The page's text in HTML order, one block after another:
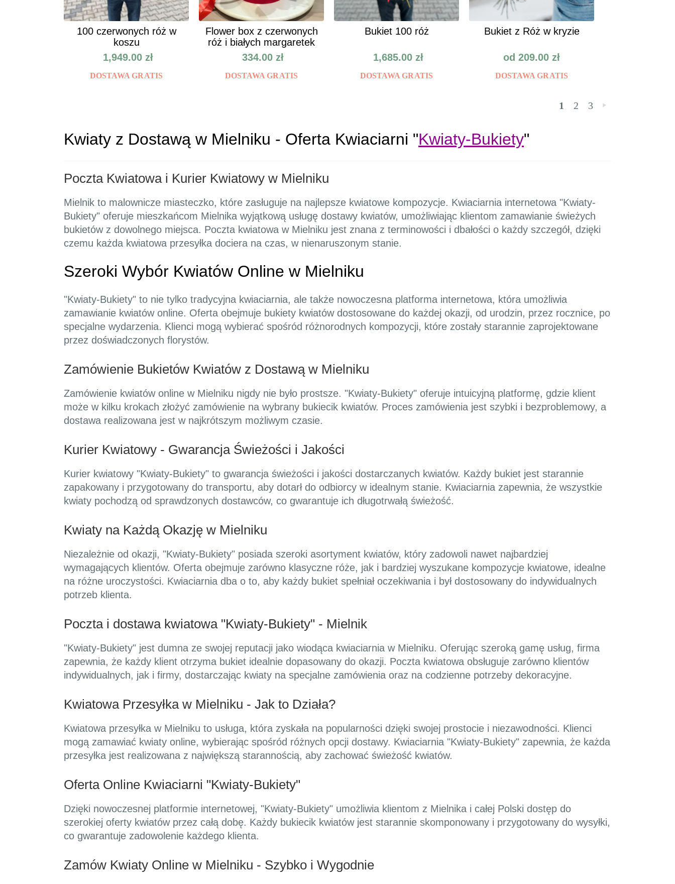
100 czerwonych róż w
koszu
1,949.00 zł
DOSTAWA GRATIS
Flower box z czerwonych
róż i białych margaretek
334.00 zł
DOSTAWA GRATIS
Bukiet 100 róż
1,685.00 zł
DOSTAWA GRATIS
Bukiet z Róż w kryzie
od 209.00 zł
DOSTAWA GRATIS
1 2 3 »
Kwiaty z Dostawą w Mielniku - Oferta Kwiaciarni "Kwiaty-Bukiety"
Poczta Kwiatowa i Kurier Kwiatowy w Mielniku
Mielnik to malownicze miasteczko, które zasługuje na najlepsze kwiatowe kompozycje. Kwiaciarnia internetowa "Kwiaty-
Bukiety" oferuje mieszkańcom Mielnika wyjątkową usługę dostawy kwiatów, umożliwiając klientom zamawianie świeżych
bukietów z dowolnego miejsca. Poczta kwiatowa w Mielniku jest znana z terminowości i dbałości o każdy szczegół, dzięki
czemu każda kwiatowa przesyłka dociera na czas, w nienaruszonym stanie.
Szeroki Wybór Kwiatów Online w Mielniku
"Kwiaty-Bukiety" to nie tylko tradycyjna kwiaciarnia, ale także nowoczesna platforma internetowa, która umożliwia
zamawianie kwiatów online. Oferta obejmuje bukiety kwiatów dostosowane do każdej okazji, od urodzin, przez rocznice, po
specjalne wydarzenia. Klienci mogą wybierać spośród różnorodnych kompozycji, które zostały starannie zaprojektowane
przez doświadczonych florystów.
Zamówienie Bukietów Kwiatów z Dostawą w Mielniku
Zamówienie kwiatów online w Mielniku nigdy nie było prostsze. "Kwiaty-Bukiety" oferuje intuicyjną platformę, gdzie klient
może w kilku krokach złożyć zamówienie na wybrany bukiecik kwiatów. Proces zamówienia jest szybki i bezproblemowy, a
dostawa realizowana jest w najkrótszym możliwym czasie.
Kurier Kwiatowy - Gwarancja Świeżości i Jakości
Kurier kwiatowy "Kwiaty-Bukiety" to gwarancja świeżości i jakości dostarczanych kwiatów. Każdy bukiet jest starannie
zapakowany i przygotowany do transportu, aby dotarł do odbiorcy w idealnym stanie. Kwiaciarnia zapewnia, że wszystkie
kwiaty pochodzą od sprawdzonych dostawców, co gwarantuje ich długotrwałą świeżość.
Kwiaty na Każdą Okazję w Mielniku
Niezależnie od okazji, "Kwiaty-Bukiety" posiada szeroki asortyment kwiatów, który zadowoli nawet najbardziej
wymagających klientów. Oferta obejmuje zarówno klasyczne róże, jak i bardziej wyszukane kompozycje kwiatowe, idealne
na różne uroczystości. Kwiaciarnia dba o to, aby każdy bukiet spełniał oczekiwania i był dostosowany do indywidualnych
potrzeb klienta.
Poczta i dostawa kwiatowa "Kwiaty-Bukiety" - Mielnik
"Kwiaty-Bukiety" jest dumna ze swojej reputacji jako wiodąca kwiaciarnia w Mielniku. Oferując szeroką gamę usług, firma
zapewnia, że każdy klient otrzyma bukiet idealnie dopasowany do okazji. Poczta kwiatowa obsługuje zarówno klientów
indywidualnych, jak i firmy, dostarczając kwiaty na specjalne zamówienia oraz na codzienne potrzeby dekoracyjne.
Kwiatowa Przesyłka w Mielniku - Jak to Działa?
Kwiatowa przesyłka w Mielniku to usługa, która zyskała na popularności dzięki swojej prostocie i niezawodności. Klienci
mogą zamawiać kwiaty online, wybierając spośród różnych opcji dostawy. Kwiaciarnia "Kwiaty-Bukiety" zapewnia, że każda
przesyłka jest realizowana z największą starannością, aby zachować świeżość kwiatów.
Oferta Online Kwiaciarni "Kwiaty-Bukiety"
Dzięki nowoczesnej platformie internetowej, "Kwiaty-Bukiety" umożliwia klientom z Mielnika i całej Polski dostęp do
szerokiej oferty kwiatów przez całą dobę. Każdy bukiecik kwiatów jest starannie skomponowany i przygotowany do wysyłki,
co gwarantuje zadowolenie każdego klienta.
Zamów Kwiaty Online w Mielniku - Szybko i Wygodnie